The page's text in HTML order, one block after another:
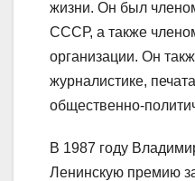
жизни. Он был
СССР, а также
организации. Он
журналистике,
общественно-
В 1987 году
Ленинскую премию